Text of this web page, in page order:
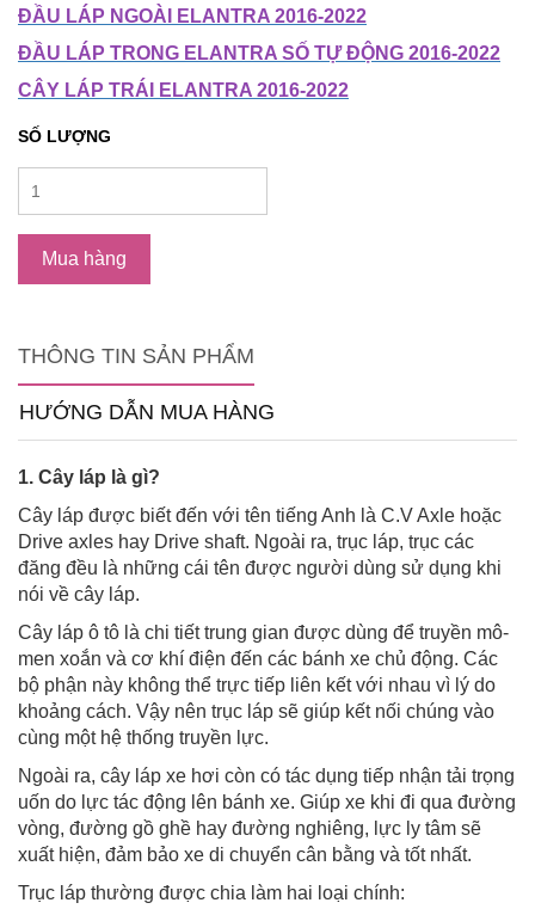
ĐẦU LÁP NGOÀI ELANTRA 2016-2022
ĐẦU LÁP TRONG ELANTRA SỐ TỰ ĐỘNG 2016-2022
CÂY LÁP TRÁI ELANTRA 2016-2022
SỐ LƯỢNG
Mua hàng
THÔNG TIN SẢN PHẨM
HƯỚNG DẪN MUA HÀNG
1. Cây láp là gì?
Cây láp được biết đến với tên tiếng Anh là C.V Axle hoặc
Drive axles hay Drive shaft. Ngoài ra, trục láp, trục các
đăng đều là những cái tên được người dùng sử dụng khi
nói về cây láp.
Cây láp ô tô là chi tiết trung gian được dùng để truyền mô-
men xoắn và cơ khí điện đến các bánh xe chủ động. Các
bộ phận này không thể trực tiếp liên kết với nhau vì lý do
khoảng cách. Vậy nên trục láp sẽ giúp kết nối chúng vào
cùng một hệ thống truyền lực.
Ngoài ra, cây láp xe hơi còn có tác dụng tiếp nhận tải trọng
uốn do lực tác động lên bánh xe. Giúp xe khi đi qua đường
vòng, đường gồ ghề hay đường nghiêng, lực ly tâm sẽ
xuất hiện, đảm bảo xe di chuyển cân bằng và tốt nhất.
Trục láp thường được chia làm hai loại chính: